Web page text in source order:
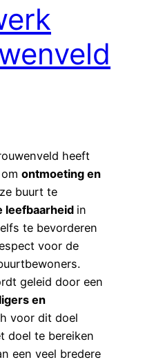
heeft
ontmoeting en
buurt te
leefbaarheid in
te bevorderen
voor de
geleid door een
en
voor dit doel
doel te bereiken
een veel bredere